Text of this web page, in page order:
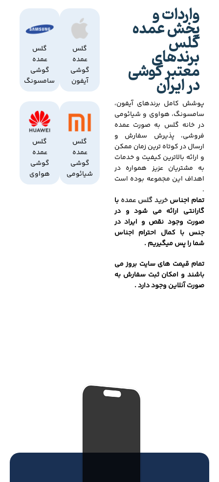
واردات و
پخش عمده
گلس
برندهای
معتبر گوشی
در ایران
پوشش کامل برندهای آیفون،
سامسونگ، هواوی و شیائومی
در خانه گلس به صورت عمده
فروشی، پذیرش سفارش و
ارسال در کوتاه ترین زمان ممکن
و ارائه بالاترین کیفیت و خدمات
به مشتریان عزیز همواره در
اهداف این مجموعه بوده است
.
تمام اجناسخرید گلس عمده با
گارانتی ارائه می شود و در
صورت وجود نقص و ایراد در
جنس با کمال احترام اجناس
شما را پس میگیریم .
تمام قیمت های سایت بروز می
باشند و امکان ثبت سفارش به
صورت آنلاین وجود دارد .
گلس
عمده
گوشی
آیفون
گلس
عمده
گوشی
سامسونگ
گلس
عمده
گوشی
شیائومی
گلس
عمده
گوشی
هواوی